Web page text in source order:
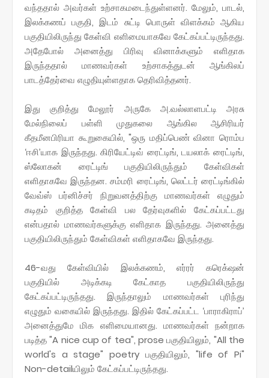
வந்ததால் அவர்கள் உற்சாகமடைந்துள்ளனர். மேலும், பாடல்,
இலக்கணப் பகுதி, இடம் சுட்டி பொருள் விளக்கம் ஆகிய
பகுதியிலிருந்து கேள்வி எளிமையாகவே கேட்கப்பட்டிருந்தது.
அதேபோல் அனைத்து பிரிவு வினாக்களும் எளிதாக
இருந்ததால் மாணவர்கள் உற்சாகத்துடன் ஆங்கிலப்
பாடத்தேர்வை எழுதியுள்ளதாக தெரிவித்தனர்.
இது குறித்து மேலூர் அருகே அ.வல்லாளபட்டி அரசு
மேல்நிலைப் பள்ளி முதுகலை ஆங்கில ஆசிரியர்
கீதமீனபிரியா கூறுகையில், "ஒரு மதிப்பெண் வினா ரொம்ப
‘ஈசி’யாக இருந்தது. கிரியேட்டிவ் ரைட்டிங், டயலாக் ரைட்டிங்,
ஸ்லோகன் ரைட்டிங் பகுதியிலிருந்தும் கேள்விகள்
எளிதாகவே இருந்தன. சம்மரி ரைட்டிங், லெட்டர் ரைட்டிங்கில்
வேவ்ஸ் பர்னிச்சர் நிறுவனத்திற்கு மாணவர்கள் எழுதும்
கடிதம் குறித்த கேள்வி பல தேர்வுகளில் கேட்கப்பட்டது
என்பதால் மாணவர்களுக்கு எளிதாக இருந்தது. அனைத்து
பகுதியிலிருந்தும் கேள்விகள் எளிதாகவே இருந்தது.
46-வது கேள்வியில் இலக்கணம், எர்ரர் கரெக்‌ஷன்
பகுதியில் அடிக்கடி கேட்காத பகுதியிலிருந்து
கேட்கப்பட்டிருந்தது. இருந்தாலும் மாணவர்கள் புரிந்து
எழுதும் வகையில் இருந்தது. இதில் கேட்கப்பட்ட ‘பாராகிராப்’
அனைத்துமே மிக எளிமையானது. மாணவர்கள் நன்றாக
படித்த "A nice cup of tea", prose பகுதியிலும், "All the
world's a stage" poetry பகுதியிலும், "life of Pi"
Non-detailயிலும் கேட்கப்பட்டிருந்தது.